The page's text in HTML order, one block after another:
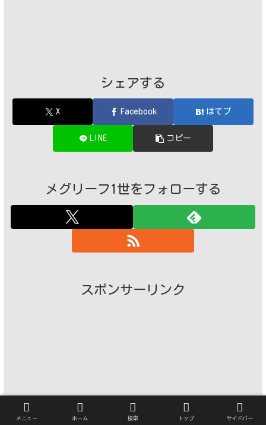
シェアする
X Facebook はてブ
LINE コピー
メグリーフ1世をフォローする
スポンサーリンク
メニュー ホーム 検索 トップ サイドバー